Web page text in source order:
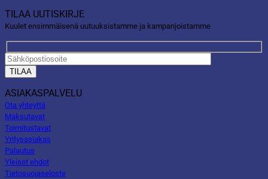
TILAA UUTISKIRJE
Kuulet ensimmäisenä uutuuksistamme ja kampanjoistamme
ASIAKASPALVELU
Ota yhteyttä
Maksutavat
Toimitustavat
Yritysasiakas
Palautus
Yleiset ehdot
Tietosuojaseloste